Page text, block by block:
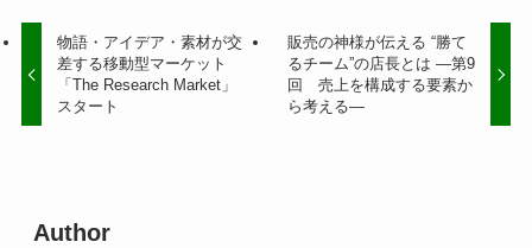
物語・アイデア・素材が交
差する移動型マーケット
「The Research Market」
スタート
販売の神様が伝える “勝て
るチーム”の店長とは ―第9
回 売上を構成する要素か
ら考える―
Author